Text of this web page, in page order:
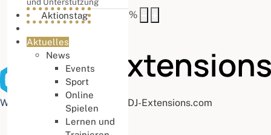
Buchstabenabstand
%
Web Accessibility plugin by DJ-Extensions.com
Aktionstag
Aktuelles
News
Events
Sport
Online
Spielen
Lernen und